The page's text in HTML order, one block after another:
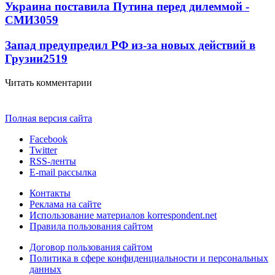
Украина поставила Путина перед дилеммой -
СМИ3059
Запад предупредил РФ из-за новых действий в
Грузии2519
Читать комментарии
Полная версия сайта
Facebook
Twitter
RSS-ленты
E-mail рассылка
Контакты
Реклама на сайте
Использование материалов korrespondent.net
Правила пользования сайтом
Договор пользования сайтом
Политика в сфере конфиденциальности и персональных
данных